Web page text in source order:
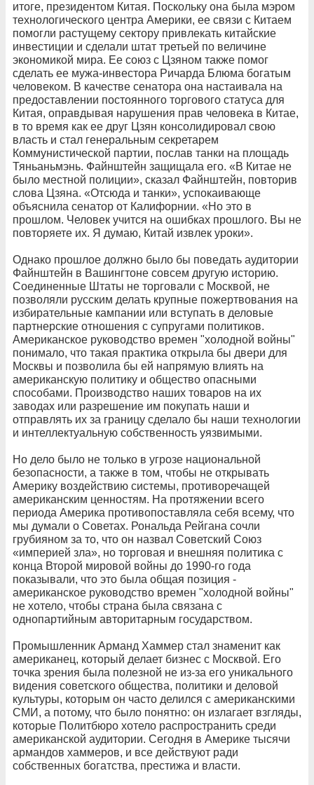
итоге, президентом Китая. Поскольку она была мэром
технологического центра Америки, ее связи с Китаем
помогли растущему сектору привлекать китайские
инвестиции и сделали штат третьей по величине
экономикой мира. Ее союз с Цзяном также помог
сделать ее мужа-инвестора Ричарда Блюма богатым
человеком. В качестве сенатора она настаивала на
предоставлении постоянного торгового статуса для
Китая, оправдывая нарушения прав человека в Китае,
в то время как ее друг Цзян консолидировал свою
власть и стал генеральным секретарем
Коммунистической партии, послав танки на площадь
Тяньаньмэнь. Файнштейн защищала его. «В Китае не
было местной полиции», сказал Файнштейн, повторив
слова Цзяна. «Отсюда и танки», успокаивающе
объяснила сенатор от Калифорнии. «Но это в
прошлом. Человек учится на ошибках прошлого. Вы не
повторяете их. Я думаю, Китай извлек уроки».
Однако прошлое должно было бы поведать аудитории
Файнштейн в Вашингтоне совсем другую историю.
Соединенные Штаты не торговали с Москвой, не
позволяли русским делать крупные пожертвования на
избирательные кампании или вступать в деловые
партнерские отношения с супругами политиков.
Американское руководство времен "холодной войны"
понимало, что такая практика открыла бы двери для
Москвы и позволила бы ей напрямую влиять на
американскую политику и общество опасными
способами. Производство наших товаров на их
заводах или разрешение им покупать наши и
отправлять их за границу сделало бы наши технологии
и интеллектуальную собственность уязвимыми.
Но дело было не только в угрозе национальной
безопасности, а также в том, чтобы не открывать
Америку воздействию системы, противоречащей
американским ценностям. На протяжении всего
периода Америка противопоставляла себя всему, что
мы думали о Советах. Рональда Рейгана сочли
грубияном за то, что он назвал Советский Союз
«империей зла», но торговая и внешняя политика с
конца Второй мировой войны до 1990-го года
показывали, что это была общая позиция -
американское руководство времен "холодной войны"
не хотело, чтобы страна была связана с
однопартийным авторитарным государством.
Промышленник Арманд Хаммер стал знаменит как
американец, который делает бизнес с Москвой. Его
точка зрения была полезной не из-за его уникального
видения советского общества, политики и деловой
культуры, которым он часто делился с американскими
СМИ, а потому, что было понятно: он излагает взгляды,
которые Политбюро хотело распространить среди
американской аудитории. Сегодня в Америке тысячи
армандов хаммеров, и все действуют ради
собственных богатства, престижа и власти.